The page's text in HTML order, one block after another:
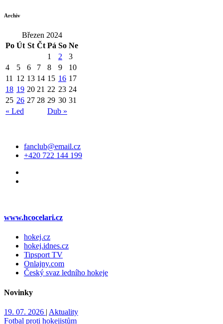
Archiv
Březen 2024
Po Út St Čt Pá So Ne
« Led Dub »
1 2
3
4
5 6 7 8 9
10
11
12 13 14 15 16 17
18 19 20 21 22 23 24
25 26 27 28 29 30 31
fanclub@email.cz
+420 722 144 199
www.hcocelari.cz
hokej.cz
hokej.idnes.cz
Tipsport TV
Onlajny.com
Český svaz ledního hokeje
Novinky
19. 07. 2026 | Aktuality
Fotbal proti hokejistům